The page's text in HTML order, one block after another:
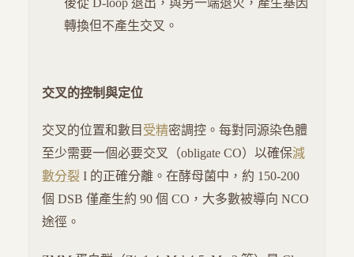
轉換但不產生交叉。
交叉的控制與定位
交叉的位置和數目 受精密調控。每對同源染色體
至少需要一個必要交叉（obligate CO）以確保減
數分裂 I 的正確分離。在酵母菌中，約 150-200
個 DSB 僅產生約 90 個 CO，大多數被導向 NCO
途徑。